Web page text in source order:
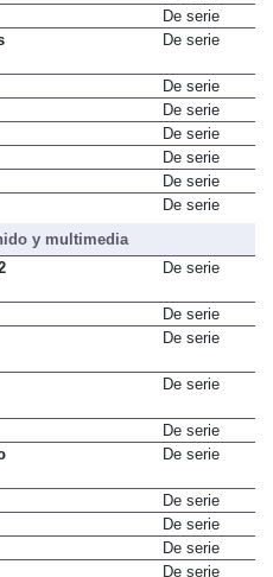
De serie
De serie
De serie
De serie
De serie
De serie
De serie
y multimedia
De serie
De serie
De serie
De serie
De serie